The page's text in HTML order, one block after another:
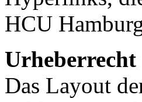
HCU
Urheberrecht
Das Layout